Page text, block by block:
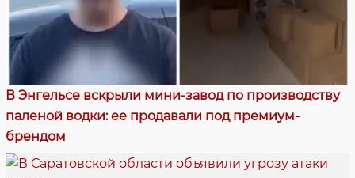
В Энгельсе вскрыли мини-завод по производству
паленой водки: ее продавали под премиум-
брендом